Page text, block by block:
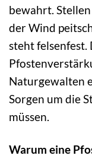
bewahrt.
der Wind
steht felsenfest.
Naturgewalten
Sorgen um die
müssen.
Warum eine